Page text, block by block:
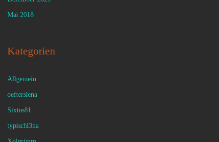
Mai 2018
Kategorien
Allgemein
oefterslena
Sixtus81
typischl3na